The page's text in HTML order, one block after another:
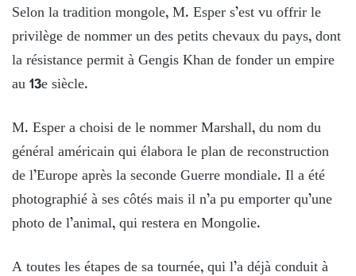
Selon la tradition mongole, M. Esper s’est vu offrir le
privilège de nommer un des petits chevaux du pays, dont
la résistance permit à Gengis Khan de fonder un empire
au 13e siècle.
M. Esper a choisi de le nommer Marshall, du nom du
général américain qui élabora le plan de reconstruction
de l’Europe après la seconde Guerre mondiale. Il a été
photographié à ses côtés mais il n’a pu emporter qu’une
photo de l’animal, qui restera en Mongolie.
A toutes les étapes de sa tournée, qui l’a déjà conduit à